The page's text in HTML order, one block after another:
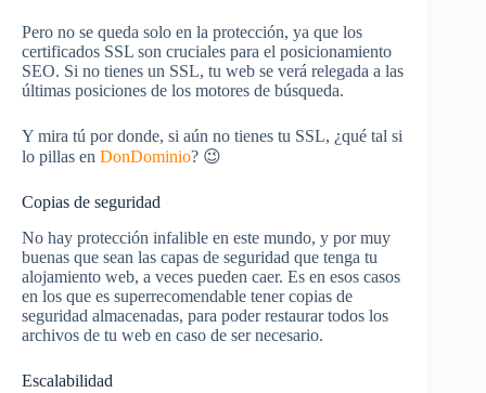
Pero no se queda solo en la protección, ya que los
certificados SSL son cruciales para el posicionamiento
SEO. Si no tienes un SSL, tu web se verá relegada a las
últimas posiciones de los motores de búsqueda.
Y mira tú por donde, si aún no tienes tu SSL, ¿qué tal si
lo pillas en DonDominio? 😉
Copias de seguridad
No hay protección infalible en este mundo, y por muy
buenas que sean las capas de seguridad que tenga tu
alojamiento web, a veces pueden caer. Es en esos casos
en los que es superrecomendable tener copias de
seguridad almacenadas, para poder restaurar todos los
archivos de tu web en caso de ser necesario.
Escalabilidad